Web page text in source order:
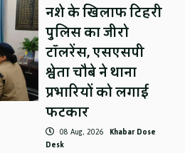
नशे के खिलाफ टिहरी
पुलिस का जीरो
टॉलरेंस, एसएसपी
श्वेता चौबे ने थाना
प्रभारियों को लगाई
फटकार
08 Aug, 2026 Khabar Dose
Desk